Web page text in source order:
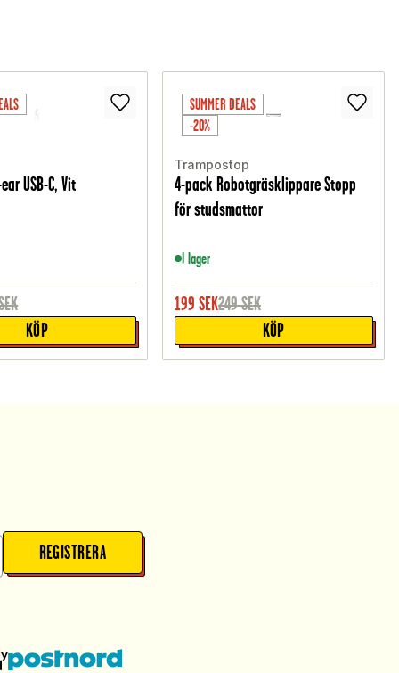
USB-C, Vit
KÖP
SUMMER DEALS
-20%
Trampostop
4-pack Robotgräsklippare Stopp
för studsmattor
I lager
199 SEK249SEK
KÖP
REGISTRERA